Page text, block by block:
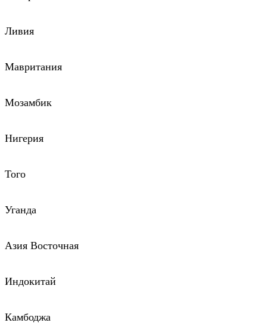
Ливия
Мавритания
Мозамбик
Нигерия
Того
Уганда
Азия Восточная
Индокитай
Камбоджа